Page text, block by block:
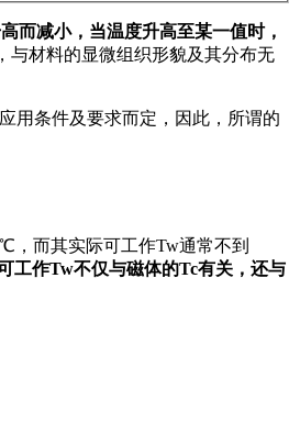
而减小，当温度升高至某一值时，
与材料的显微组织形貌及其分布无
用条件及要求而定，因此，所谓的
，而其实际可工作Tw通常不到
工作Tw不仅与磁体的Tc有关，还与